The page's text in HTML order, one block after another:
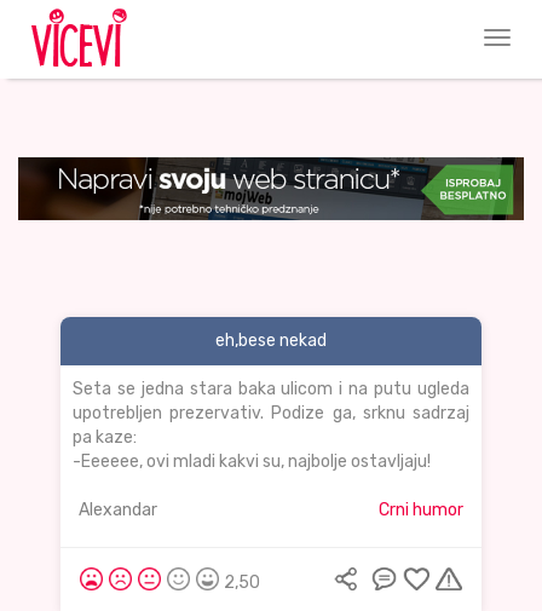
eh,bese nekad
Seta se jedna stara baka ulicom i na putu ugleda
upotrebljen prezervativ. Podize ga, srknu sadrzaj
pa kaze:
-Eeeeee, ovi mladi kakvi su, najbolje ostavljaju!
Alexandar Crni humor
2,50